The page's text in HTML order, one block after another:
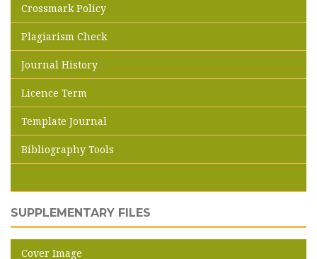
Crossmark Policy
Plagiarism Check
Journal History
Licence Term
Template Journal
Bibliography Tools
SUPPLEMENTARY FILES
Cover Image